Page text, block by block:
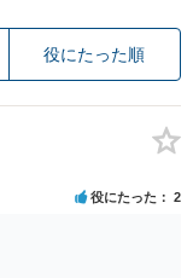
役にたった順
役にたった 2